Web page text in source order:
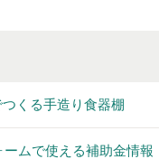
くる手造り食器棚
ームで使える補助金情報